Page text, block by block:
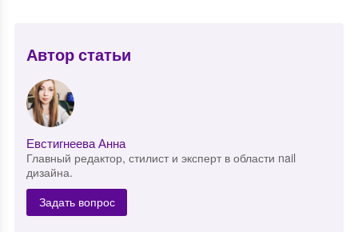
Автор статьи
Евстигнеева Анна
Главный редактор, стилист и эксперт в области nail
дизайна.
Задать вопрос